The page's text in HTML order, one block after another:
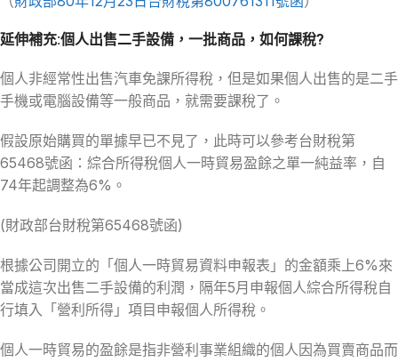
延伸補充:個人出售二手設備，一批商品，如何課稅?
個人非經常性出售汽車免課所得稅，但是如果個人出售的是二手
手機或電腦設備等一般商品，就需要課稅了。
假設原始購買的單據早已不見了，此時可以參考台財稅第
65468號函：綜合所得稅個人一時貿易盈餘之單一純益率，自
74年起調整為6%。
(財政部台財稅第65468號函)
根據公司開立的「個人一時貿易資料申報表」的金額乘上6%來
當成這次出售二手設備的利潤，隔年5月申報個人綜合所得稅自
行填入「營利所得」項目申報個人所得稅。
個人一時貿易的盈餘是指非營利事業組織的個人因為買賣商品而